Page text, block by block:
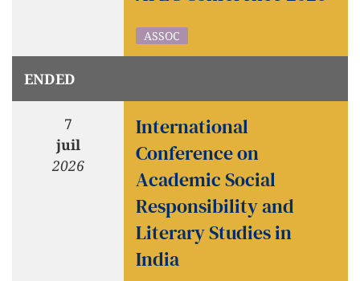
ASSOC
ENDED
7
juil
2026
International
Conference on
Academic Social
Responsibility and
Literary Studies in
India